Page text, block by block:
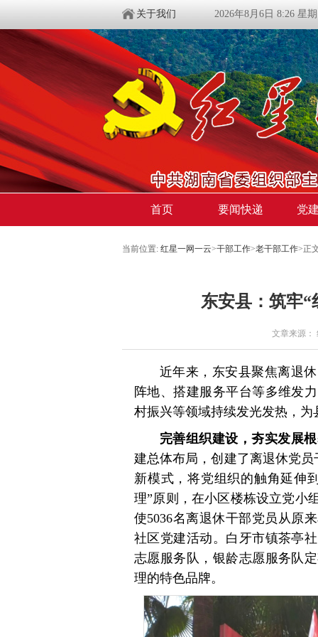
关于我们 2026年8月6日 8:26 星
首页 要闻快递 党
当前位置: 红星一网一云>干部工作>老干部工作>正
东安县：筑牢“
文章来源：
近年来，东安县聚焦离退
阵地、搭建服务平台等多维发
村振兴等领域持续发光发热，
完善组织建设，夯实发展
建总体布局，创建了离退休党员
新模式，将党组织的触角延伸
理”原则，在小区楼栋设立党小
使5036名离退休干部党员从原
社区党建活动。白牙市镇茶亭
志愿服务队，银龄志愿服务队
理的特色品牌。